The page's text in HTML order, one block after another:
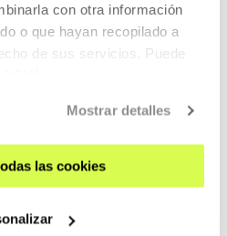
con otra información
o que hayan recopilado a
de sus servicios. Puede
Mostrar detalles
las cookies